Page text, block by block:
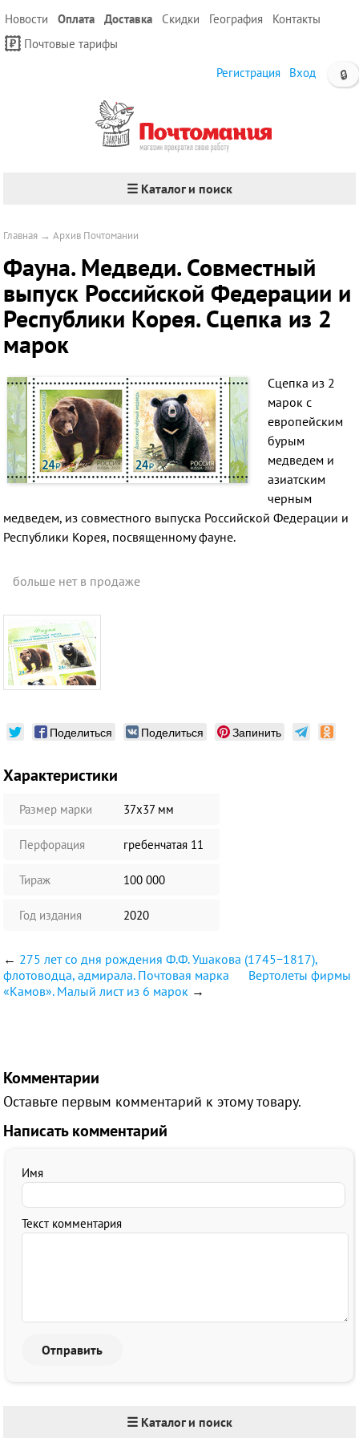
Новости Оплата Доставка Скидки География
Контакты
Почтовые тарифы
🔒
Регистрация Вход
☰ Каталог и поиск
Главная →Архив Почтомании
Фауна. Медведи. Совместный
выпуск Российской Федерации и
Республики Корея. Сцепка из 2
марок
Сцепка из 2
марок c
европейским
бурым
медведем и
азиатским
черным
медведем, из совместного выпуска Российской Федерации и
Республики Корея, посвященному фауне.
больше нет в продаже
Поделиться Поделиться Запинить
Характеристики
Размер марки 37х37 мм
Перфорация гребенчатая 11
Тираж 100 000
Год издания 2020
← 275 лет со дня рождения Ф.Ф. Ушакова (1745−1817),
флотоводца, адмирала. Почтовая марка
Вертолеты фирмы
«Камов». Малый лист из 6 марок →
Комментарии
Оставьте первым комментарий к этому товару.
Написать комментарий
Имя
Текст комментария
☰ Каталог и поиск